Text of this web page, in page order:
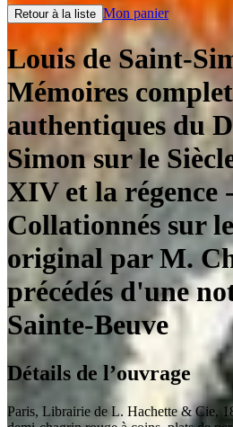
Retour à la liste Mon panier
Louis de Saint-
Mémoires
authentiques du
Simon sur le
XIV et la régence -
Collationnés sur
original par M.
précédés d'une
Sainte-Beuve
Détails de l’ouvrage
Paris, Librairie de L. Hachette & Cie,